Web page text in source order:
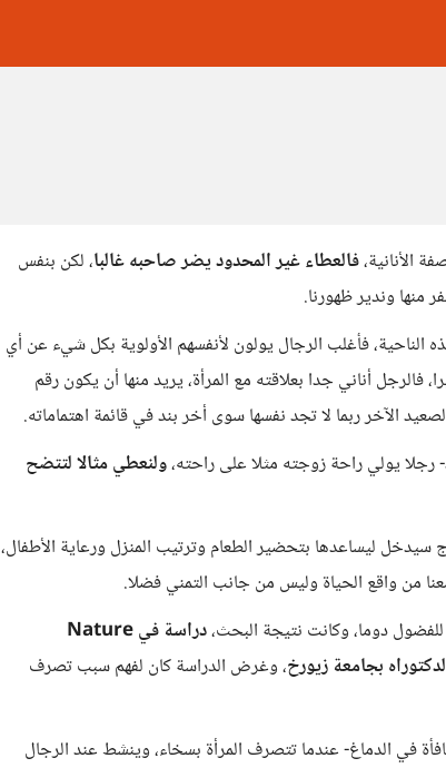
الأنانية،فالعطاء غير المحدود يضر صاحبهغالبا، لكن بنفس
منها وندير ظهورنا.
الناحية، فأغلب الرجال يولون لأنفسهم الأولوية بكل شيء عن أي
فالرجل أناني جدا بعلاقته مع المرأة، يريد منها أن يكون رقم
الآخر ربما لا تجد نفسها سوى أخر بند في قائمة اهتماماته.
رجلا يولي راحة زوجته مثلا على راحته،ولنعطي مثالا لتتضح
ليساعدها بتحضير الطعام وترتيب المنزل ورعاية الأطفال،
من واقع الحياة وليس من جانب التمني فضلا.
دوما، وكانت نتيجة البحث،
دراسة في Nature
، وغرض الدراسة كان لفهم سبب تصرف
في الدماغ- عندما تتصرف المرأة بسخاء، وينشط عند الرجال